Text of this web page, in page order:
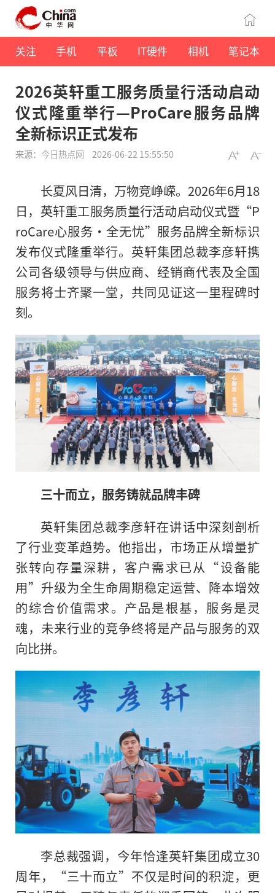
关注 手机 平板 IT硬件 相机 笔记本
2026英轩重工服务质量行活动启动
仪式隆重举行—ProCare服务品牌
全新标识正式发布
来源： 今日热点网 2026-06-22 15:55:50
长夏风日清，万物竞峥嵘。2026年6月18
日，英轩重工服务质量行活动启动仪式暨“P
roCare心服务·全无忧”服务品牌全新标识
发布仪式隆重举行。英轩集团总裁李彦轩携
公司各级领导与供应商、经销商代表及全国
服务将士齐聚一堂，共同见证这一里程碑时
刻。
三十而立，服务铸就品牌丰碑
英轩集团总裁李彦轩在讲话中深刻剖析
了行业变革趋势。他指出，市场正从增量扩
张转向存量深耕，客户需求已从“设备能
用”升级为全生命周期稳定运营、降本增效
的综合价值需求。产品是根基，服务是灵
魂，未来行业的竞争终将是产品与服务的双
向比拼。
李总裁强调，今年恰逢英轩集团成立30
周年，“三十而立”不仅是时间的积淀，更